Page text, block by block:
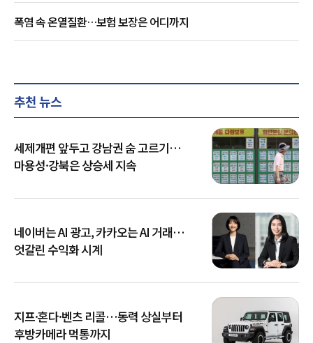
폭염 속 온열질환…보험 보장은 어디까지
추천 뉴스
세제개편 앞두고 강남권 숨 고르기…
마용성·강북은 상승세 지속
네이버는 AI 광고, 카카오는 AI 거래…
엇갈린 수익화 시계
지프·혼다·벤츠 리콜…동력 상실부터
후방카메라 먹통까지